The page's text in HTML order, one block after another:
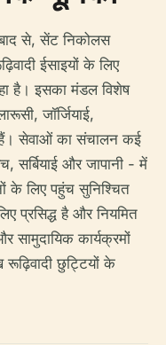
से, सेंट निकोलस
ईसाइयों के लिए
है। इसका मंडल विशेष
जॉर्जियाई,
हैं। सेवाओं का संचालन कई
और जापानी - में
के लिए पहुंच सुनिश्चित
प्रसिद्ध है और नियमित
सामुदायिक कार्यक्रमों
छुट्टियों के